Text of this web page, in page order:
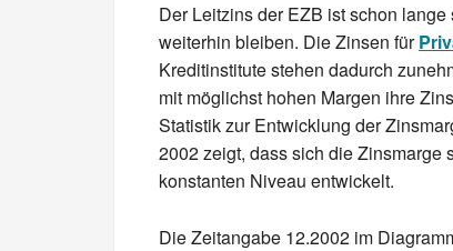
Der Leitzins der EZB ist schon
weiterhin bleiben. Die Zinsen für
Kreditinstitute stehen dadurch
mit möglichst hohen Margen ihre
Statistik zur Entwicklung der
2002 zeigt, dass sich die Zinsmarge
konstanten Niveau entwickelt.
Die Zeitangabe 12.2002 im